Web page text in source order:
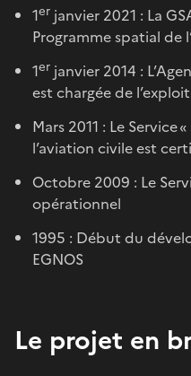
1er janvier 2021 : La
Programme spatial de
1er janvier 2014 :
est chargée de
Mars 2011 : Le Service
l’aviation civile est
Octobre 2009 : Le
opérationnel
1995 : Début du
EGNOS
Le projet en